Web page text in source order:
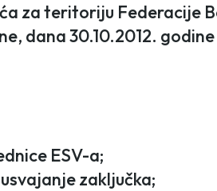
za teritoriju Federacije
dana 30.10.2012.
ESV-a;
zaključka;